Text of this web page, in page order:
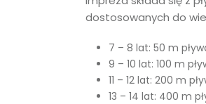
dostosowanych do
7 – 8 lat: 50 m
9 – 10 lat: 100 m
11 – 12 lat: 200 m
13 – 14 lat: 400 m